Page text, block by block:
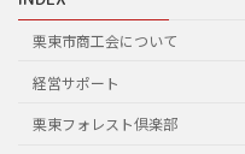
栗東市商工会について
経営サポート
栗東フォレスト倶楽部